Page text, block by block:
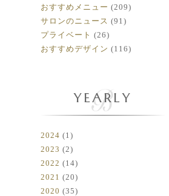
おすすめメニュー (209)
サロンのニュース (91)
プライベート (26)
おすすめデザイン (116)
YEARLY
2024 (1)
2023 (2)
2022 (14)
2021 (20)
2020 (35)